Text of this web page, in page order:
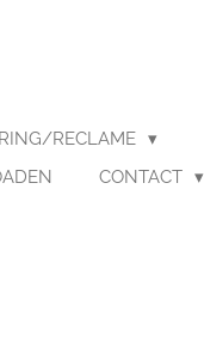
RECLAME
CONTACT